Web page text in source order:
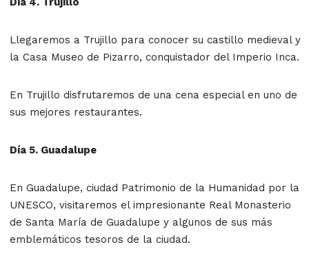
Llegaremos a Trujillo para conocer su castillo medieval y
la Casa Museo de Pizarro, conquistador del Imperio Inca.
En Trujillo disfrutaremos de una cena especial en uno de
sus mejores restaurantes.
Día 5. Guadalupe
En Guadalupe, ciudad Patrimonio de la Humanidad por la
UNESCO, visitaremos el impresionante Real Monasterio
de Santa María de Guadalupe y algunos de sus más
emblemáticos tesoros de la ciudad.